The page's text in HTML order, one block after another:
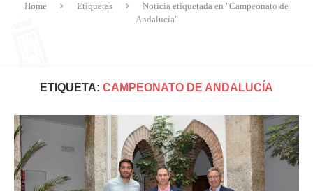
Home Etiquetas
Noticia etiquetada en "Campeonato de
Andalucía"
ETIQUETA: CAMPEONATO DE ANDALUCÍA